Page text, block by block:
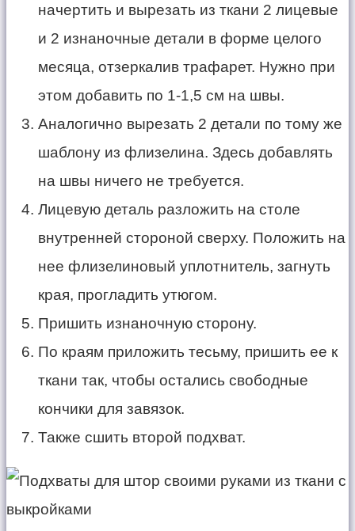
начертить и вырезать из ткани 2 лицевые
и 2 изнаночные детали в форме целого
месяца, отзеркалив трафарет. Нужно при
этом добавить по 1-1,5 см на швы.
Аналогично вырезать 2 детали по тому же
шаблону из флизелина. Здесь добавлять
на швы ничего не требуется.
Лицевую деталь разложить на столе
внутренней стороной сверху. Положить на
нее флизелиновый уплотнитель, загнуть
края, прогладить утюгом.
Пришить изнаночную сторону.
По краям приложить тесьму, пришить ее к
ткани так, чтобы остались свободные
кончики для завязок.
Также сшить второй подхват.